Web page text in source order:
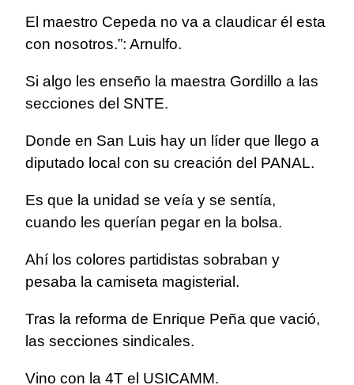
El maestro Cepeda no va a claudicar él esta
con nosotros.”: Arnulfo.
Si algo les enseño la maestra Gordillo a las
secciones del SNTE.
Donde en San Luis hay un líder que llego a
diputado local con su creación del PANAL.
Es que la unidad se veía y se sentía,
cuando les querían pegar en la bolsa.
Ahí los colores partidistas sobraban y
pesaba la camiseta magisterial.
Tras la reforma de Enrique Peña que vació,
las secciones sindicales.
Vino con la 4T el USICAMM.